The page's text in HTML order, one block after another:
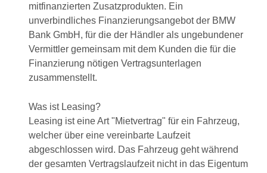
mitfinanzierten Zusatzprodukten. Ein
unverbindliches Finanzierungsangebot der BMW
Bank GmbH, für die der Händler als ungebundener
Vermittler gemeinsam mit dem Kunden die für die
Finanzierung nötigen Vertragsunterlagen
zusammenstellt.
Was ist Leasing?
Leasing ist eine Art "Mietvertrag" für ein Fahrzeug,
welcher über eine vereinbarte Laufzeit
abgeschlossen wird. Das Fahrzeug geht während
der gesamten Vertragslaufzeit nicht in das Eigentum